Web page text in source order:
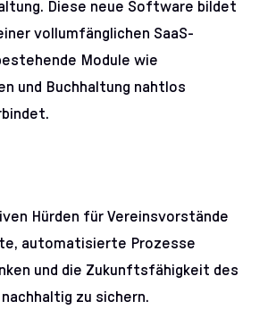
Diese neue Software bildet
vollumfänglichen SaaS-
Module wie
und Buchhaltung nahtlos
Hürden für Vereinsvorstände
automatisierte Prozesse
und die Zukunftsfähigkeit des
zu sichern.